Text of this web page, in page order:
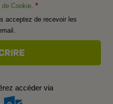
de Cookie.
acceptez de recevoir les
accéder via